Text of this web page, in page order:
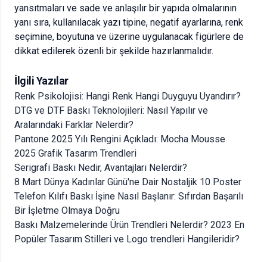
yansıtmaları ve sade ve anlaşılır bir yapıda olmalarının
yanı sıra, kullanılacak yazı tipine, negatif ayarlarına, renk
seçimine, boyutuna ve üzerine uygulanacak figürlere de
dikkat edilerek özenli bir şekilde hazırlanmalıdır.
İlgili Yazılar
Renk Psikolojisi: Hangi Renk Hangi Duyguyu Uyandırır?
DTG ve DTF Baskı Teknolojileri: Nasıl Yapılır ve
Aralarındaki Farklar Nelerdir?
Pantone 2025 Yılı Rengini Açıkladı: Mocha Mousse
2025 Grafik Tasarım Trendleri
Serigrafi Baskı Nedir, Avantajları Nelerdir?
8 Mart Dünya Kadınlar Günü'ne Dair Nostaljik 10 Poster
Telefon Kılıfı Baskı İşine Nasıl Başlanır: Sıfırdan Başarılı
Bir İşletme Olmaya Doğru
Baskı Malzemelerinde Ürün Trendleri Nelerdir? 2023 En
Popüler Tasarım Stilleri ve Logo trendleri Hangileridir?